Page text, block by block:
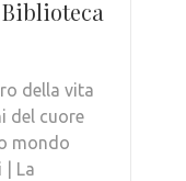
della vita
del cuore
mondo
| La